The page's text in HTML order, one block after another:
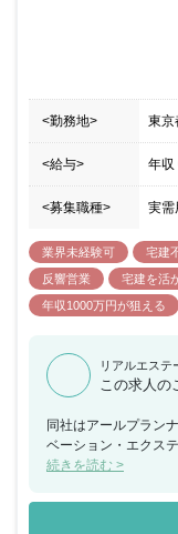
で初受注できる方が
宅なため、お客様か
ため安定的に受注が
は765万円と高水準
期待の収入も確保で
<勤務地> 東京
<給与> 年収
<募集職種> 実需
業界未経験可 宅建
反響営業
宅建を活
年収1000万円が狙える
リアルエステ
この求人の
同社はアールプラン
ベーション・エクス
般の事業を多角的に
ている企業となりま
ここから10年でさら
続きを読む >